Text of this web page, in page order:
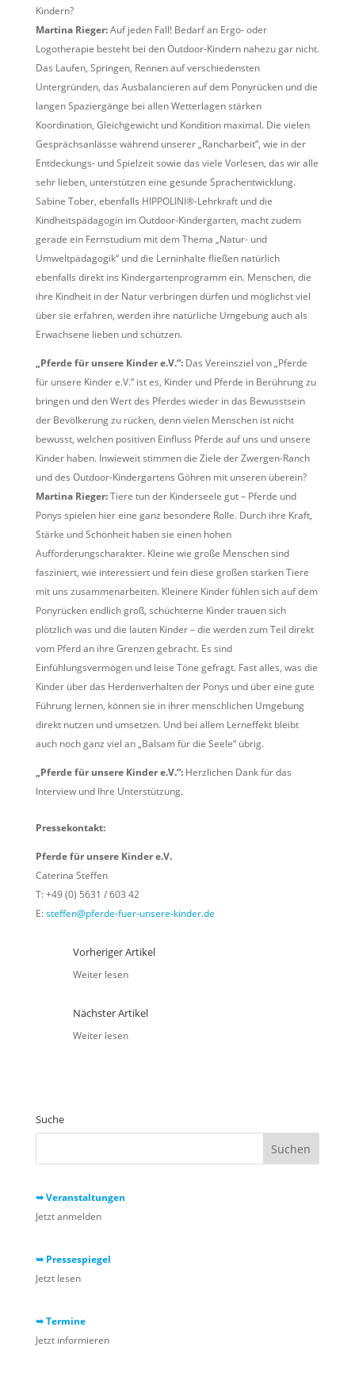
Kindern?
Martina Rieger:Auf jeden Fall! Bedarf an Ergo- oder
Logotherapie besteht bei den Outdoor-Kindern nahezu gar nicht.
Das Laufen, Springen, Rennen auf verschiedensten
Untergründen, das Ausbalancieren auf dem Ponyrücken und die
langen Spaziergänge bei allen Wetterlagen stärken
Koordination, Gleichgewicht und Kondition maximal. Die vielen
Gesprächsanlässe während unserer „Rancharbeit“, wie in der
Entdeckungs- und Spielzeit sowie das viele Vorlesen, das wir alle
sehr lieben, unterstützen eine gesunde Sprachentwicklung.
Sabine Tober, ebenfalls HIPPOLINI®-Lehrkraft und die
Kindheitspädagogin im Outdoor-Kindergarten, macht zudem
gerade ein Fernstudium mit dem Thema „Natur- und
Umweltpädagogik“ und die Lerninhalte fließen natürlich
ebenfalls direkt ins Kindergartenprogramm ein. Menschen, die
ihre Kindheit in der Natur verbringen dürfen und möglichst viel
über sie erfahren, werden ihre natürliche Umgebung auch als
Erwachsene lieben und schützen.
„Pferde für unsere Kinder e.V.“:Das Vereinsziel von „Pferde
für unsere Kinder e.V.“ ist es, Kinder und Pferde in Berührung zu
bringen und den Wert des Pferdes wieder in das Bewusstsein
der Bevölkerung zu rücken, denn vielen Menschen ist nicht
bewusst, welchen positiven Einfluss Pferde auf uns und unsere
Kinder haben. Inwieweit stimmen die Ziele der Zwergen-Ranch
und des Outdoor-Kindergartens Göhren mit unseren überein?
Martina Rieger:Tiere tun der Kinderseele gut – Pferde und
Ponys spielen hier eine ganz besondere Rolle. Durch ihre Kraft,
Stärke und Schönheit haben sie einen hohen
Aufforderungscharakter. Kleine wie große Menschen sind
fasziniert, wie interessiert und fein diese großen starken Tiere
mit uns zusammenarbeiten. Kleinere Kinder fühlen sich auf dem
Ponyrücken endlich groß, schüchterne Kinder trauen sich
plötzlich was und die lauten Kinder – die werden zum Teil direkt
vom Pferd an ihre Grenzen gebracht. Es sind
Einfühlungsvermögen und leise Töne gefragt. Fast alles, was die
Kinder über das Herdenverhalten der Ponys und über eine gute
Führung lernen, können sie in ihrer menschlichen Umgebung
direkt nutzen und umsetzen. Und bei allem Lerneffekt bleibt
auch noch ganz viel an „Balsam für die Seele“ übrig.
„Pferde für unsere Kinder e.V.“:Herzlichen Dank für das
Interview und Ihre Unterstützung.
Pressekontakt:
Pferde für unsere Kinder e.V.
Caterina Steffen
T: +49 (0) 5631 / 603 42
E:steffen@pferde-fuer-unsere-kinder.de
Vorheriger Artikel
Weiter lesen
Nächster Artikel
Weiter lesen
Suche
➥ Veranstaltungen
Jetzt anmelden
➥ Pressespiegel
Jetzt lesen
➥ Termine
Jetzt informieren